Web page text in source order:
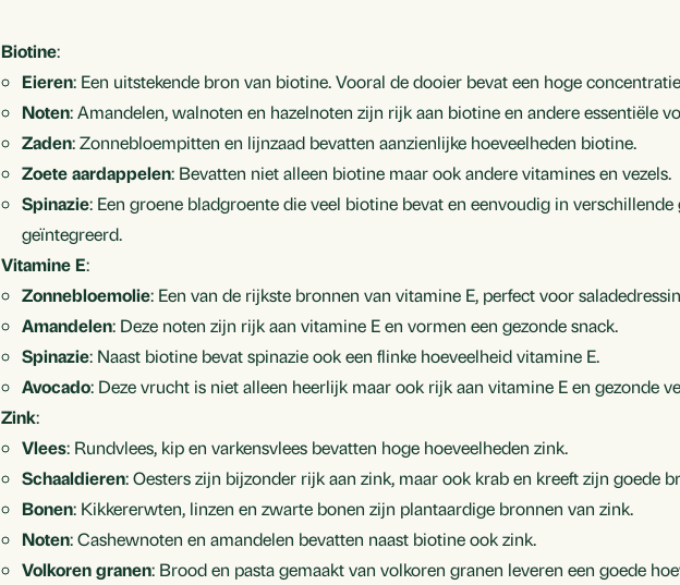
Biotine:
Eieren: Een uitstekende bron van biotine. Vooral de dooier bevat een hoge
Noten: Amandelen, walnoten en hazelnoten zijn rijk aan biotine en andere essentiële
Zaden: Zonnebloempitten en lijnzaad bevatten aanzienlijke hoeveelheden biotine.
Zoete aardappelen: Bevatten niet alleen biotine maar ook andere vitamines en vezels.
Spinazie: Een groene bladgroente die veel biotine bevat en eenvoudig in
geïntegreerd.
Vitamine E:
Zonnebloemolie: Een van de rijkste bronnen van vitamine E, perfect voor
Amandelen: Deze noten zijn rijk aan vitamine E en vormen een gezonde snack.
Spinazie: Naast biotine bevat spinazie ook een flinke hoeveelheid vitamine E.
Avocado: Deze vrucht is niet alleen heerlijk maar ook rijk aan vitamine E en gezonde
Zink:
Vlees: Rundvlees, kip en varkensvlees bevatten hoge hoeveelheden zink.
Schaaldieren: Oesters zijn bijzonder rijk aan zink, maar ook krab en kreeft zijn goede
Bonen: Kikkererwten, linzen en zwarte bonen zijn plantaardige bronnen van zink.
Noten: Cashewnoten en amandelen bevatten naast biotine ook zink.
Volkoren granen: Brood en pasta gemaakt van volkoren granen leveren een goede